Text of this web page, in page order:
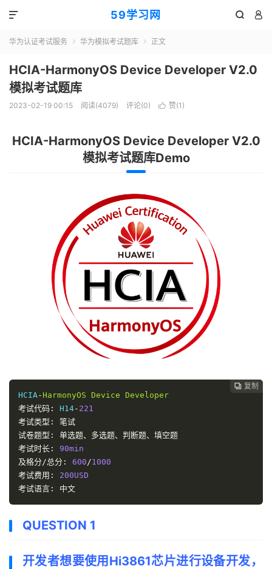
59学习网  

华为认证考试服务  华为模拟考试题库  正文
HCIA-HarmonyOS Device Developer V2.0
模拟考试题库
2023-02-19 00:15 阅读(4079) 评论(0)  赞(1 )
HCIA-HarmonyOS Device Developer V2.0
模拟考试题库Demo
 复制
 复制
 复制
HCIA-HarmonyOS Device Developer
考试代码:
H14- 221
考试类型:
笔试
试卷题型:
单选题、多选题、判断题、填空题
考试时长:
90min
及格分/总分:
600/1000
考试费用:
200USD
考试语言:
中文
QUESTION 1
开发者想要使用Hi3861芯片进行设备开发，